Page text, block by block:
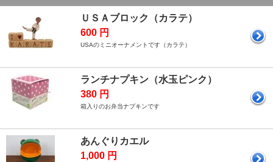
ＵＳＡブロック（カラテ）
600 円
USAのミニオーナメントです（カラテ）
ランチナプキン（水玉ピンク）
380 円
箱入りのお弁当ナプキンです
あんぐりカエル
1,000 円